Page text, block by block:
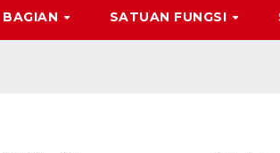
BAGIAN SATUAN FUNGSI